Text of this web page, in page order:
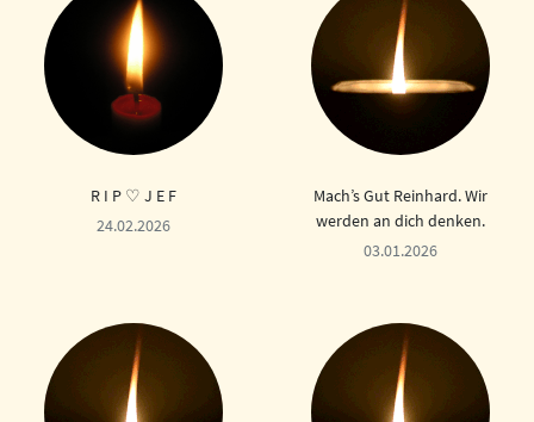
R I P ♡ J E F
24.02.2026
Mach’s Gut Reinhard. Wir
werden an dich denken.
03.01.2026